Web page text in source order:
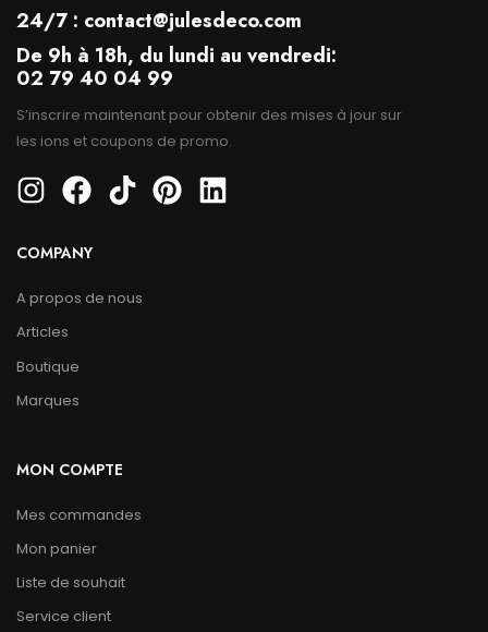
24/7 : contact@julesdeco.com
De 9h à 18h, du lundi au vendredi:
02 79 40 04 99
S’inscrire maintenant pour obtenir des mises à jour sur
les ions et coupons de promo.
COMPANY
A propos de nous
Articles
Boutique
Marques
MON COMPTE
Mes commandes
Mon panier
Liste de souhait
Service client